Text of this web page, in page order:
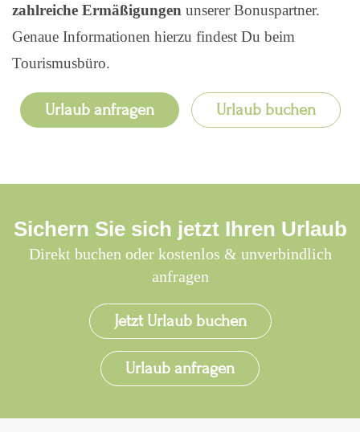
zahlreiche Ermäßigungen unserer Bonuspartner.
Genaue Informationen hierzu findest Du beim
Tourismusbüro.
Urlaub anfragen Urlaub buchen
Sichern Sie sich jetzt Ihren Urlaub
Direkt buchen oder kostenlos & unverbindlich
anfragen
Jetzt Urlaub buchen
Urlaub anfragen